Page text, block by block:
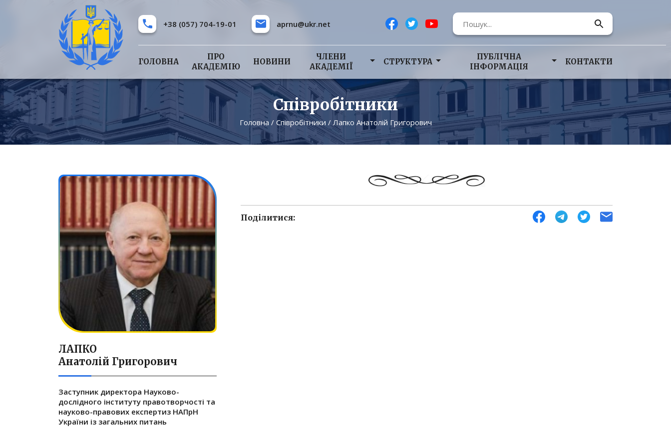
+38 (057) 704-19-01 aprnu@ukr.net
ГОЛОВНА
ПРО
АКАДЕМІЮ
НОВИНИ
ЧЛЕНИ
АКАДЕМІЇ
СТРУКТУРА
ПУБЛІЧНА
ІНФОРМАЦІЯ
КОНТАКТИ
Співробітники
Головна / Співробітники /Лапко Анатолій Григорович
ЛАПКО
Анатолій Григорович
Заступник директора Науково-
дослідного інституту правотворчості та
науково-правових експертиз НАПрН
України із загальних питань
Поділитися: